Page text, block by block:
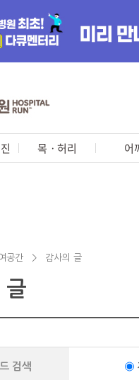
목ㆍ허리 어
공간 > 감사의 글
글
검색